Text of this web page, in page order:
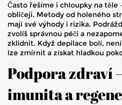
Často řešíme i chloupky na těle
obličeji. Metody od holeného
mají své výhody i rizika.
zvolíš správnou péči a
zklidnit. Když depilace bolí,
lze zmírnit a získat hladkou
Podpora zdraví
imunita a